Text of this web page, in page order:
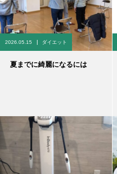
2026.05.15 ダイエット
夏までに綺麗になるには